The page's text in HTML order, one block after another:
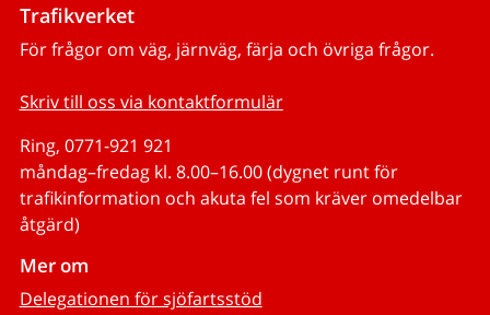
Trafikverket
För frågor om väg, järnväg, färja och övriga frågor.
Skriv till oss via kontaktformulär
Ring, 0771-921 921
måndag–fredag kl. 8.00–16.00 (dygnet runt för
trafikinformation och akuta fel som kräver omedelbar
åtgärd)
Mer om
Delegationen för sjöfartsstöd